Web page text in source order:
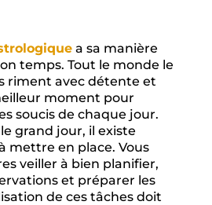
a sa manière
temps. Tout le monde le
riment avec détente et
moment pour
soucis de chaque jour.
grand jour, il existe
mettre en place. Vous
veiller à bien planifier,
et préparer les
de ces tâches doit